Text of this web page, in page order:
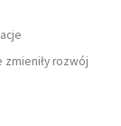
zmieniły rozwój